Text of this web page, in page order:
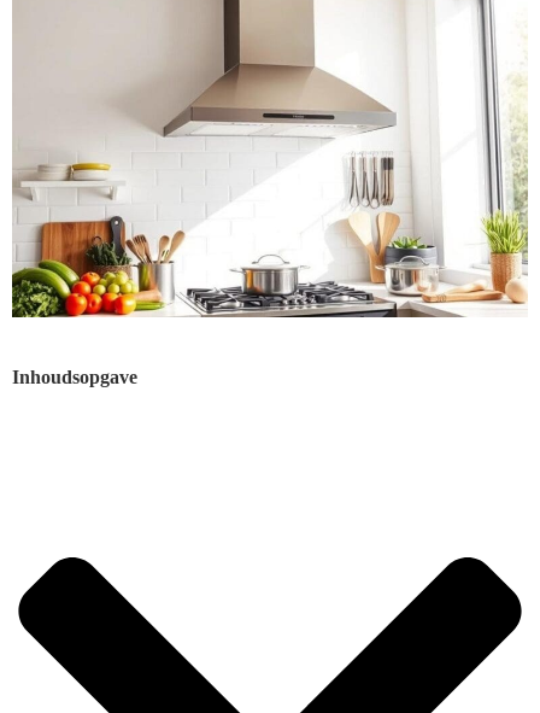
Inhoudsopgave